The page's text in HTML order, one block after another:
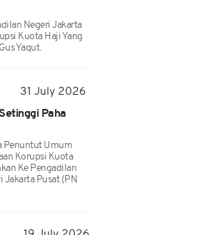
Negeri Jakarta
Kuota Haji Yang
Yaqut.
31 July 2026
Paha
Penuntut Umum
Korupsi Kuota
Ke Pengadilan
Jakarta Pusat (PN